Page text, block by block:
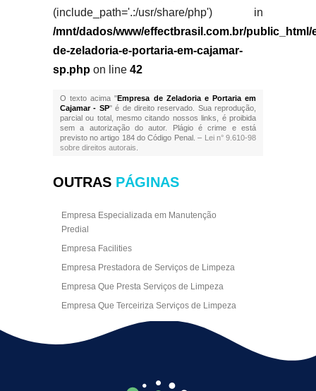
(include_path='.:/usr/share/php') in
/mnt/dados/www/effectbrasil.com.br/public_html/
de-zeladoria-e-portaria-em-cajamar-
sp.phpon line 42
O texto acima "Empresa de Zeladoria e Portaria em
Cajamar - SP" é de direito reservado. Sua reprodução,
parcial ou total, mesmo citando nossos links, é proibida
sem a autorização do autor. Plágio é crime e está
previsto no artigo 184 do Código Penal. – Lei n° 9.610-98
sobre direitos autorais
OUTRAS PÁGINAS
Empresa Especializada em Manutenção
Predial
Empresa Facilities
Empresa Prestadora de Serviços de Limpeza
Empresa Que Presta Serviços de Limpeza
Empresa Que Terceiriza Serviços de Limpeza
Empresa Terceirizada de Portaria
Empresa de Facilities
Empresa de Limpeza Empresarial